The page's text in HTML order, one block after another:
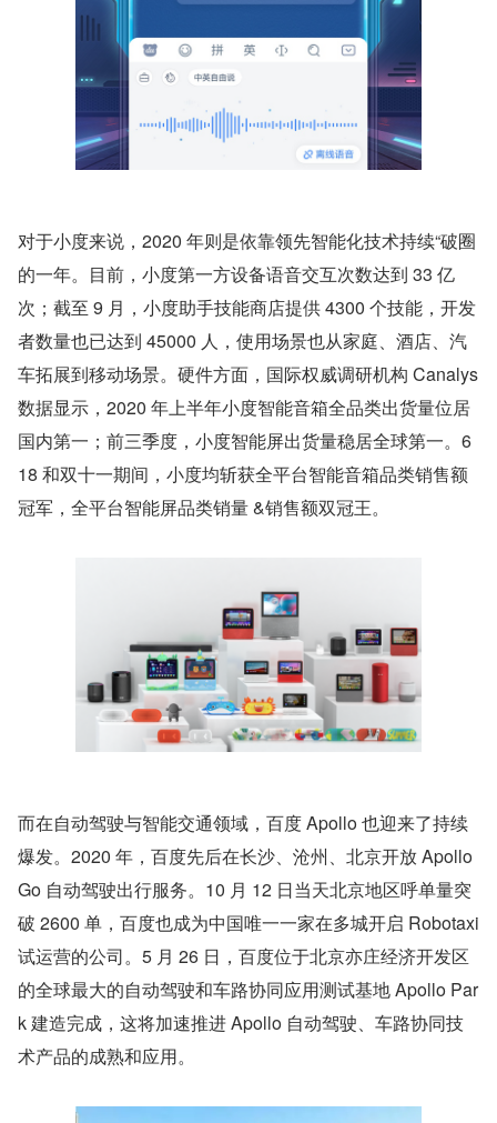
对于小度来说，2020 年则是依靠领先智能化技术持续“破圈
的一年。目前，小度第一方设备语音交互次数达到 33 亿
次；截至 9 月，小度助手技能商店提供 4300 个技能，开发
者数量也已达到 45000 人，使用场景也从家庭、酒店、汽
车拓展到移动场景。硬件方面，国际权威调研机构 Canalys
数据显示，2020 年上半年小度智能音箱全品类出货量位居
国内第一；前三季度，小度智能屏出货量稳居全球第一。6
18 和双十一期间，小度均斩获全平台智能音箱品类销售额
冠军，全平台智能屏品类销量 &销售额双冠王。
而在自动驾驶与智能交通领域，百度 Apollo 也迎来了持续
爆发。2020 年，百度先后在长沙、沧州、北京开放 Apollo
Go 自动驾驶出行服务。10 月 12 日当天北京地区呼单量突
破 2600 单，百度也成为中国唯一一家在多城开启 Robotaxi
试运营的公司。5 月 26 日，百度位于北京亦庄经济开发区
的全球最大的自动驾驶和车路协同应用测试基地 Apollo Par
k 建造完成，这将加速推进 Apollo 自动驾驶、车路协同技
术产品的成熟和应用。